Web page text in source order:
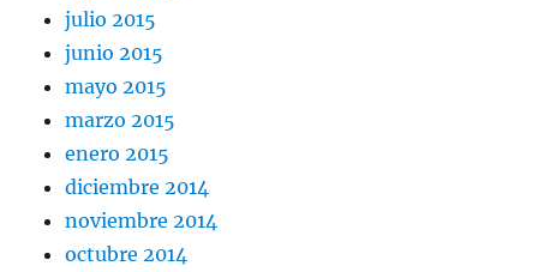
julio 2015
junio 2015
mayo 2015
marzo 2015
enero 2015
diciembre 2014
noviembre 2014
octubre 2014